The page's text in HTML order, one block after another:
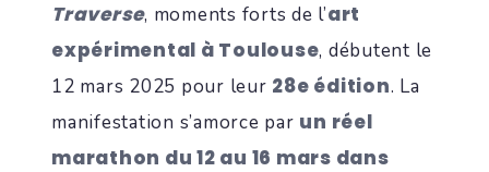
Traverse, moments forts de l’art
expérimental à Toulouse, débutent le
12 mars 2025 pour leur 28e édition. La
manifestation s’amorce par un réel
marathon du 12 au 16 mars dans